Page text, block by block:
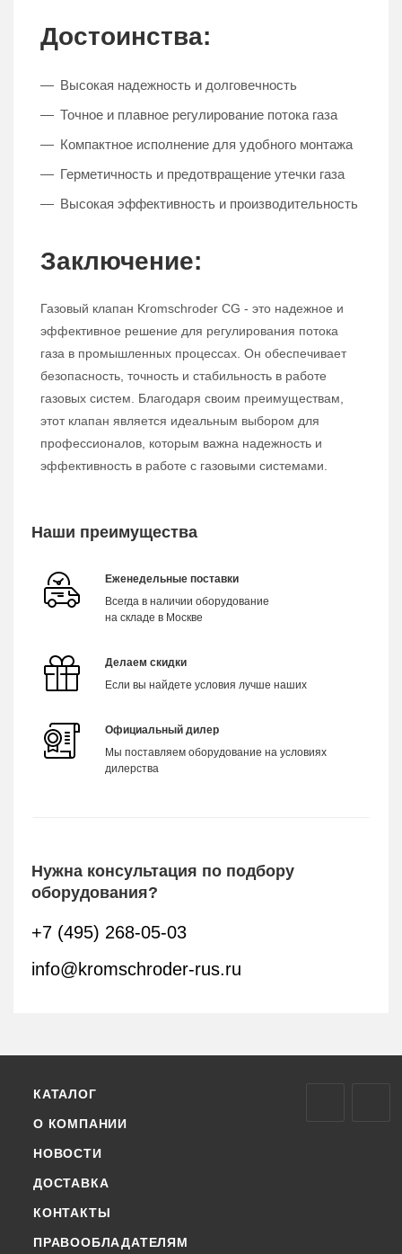
Достоинства:
Высокая надежность и долговечность
Точное и плавное регулирование потока газа
Компактное исполнение для удобного монтажа
Герметичность и предотвращение утечки газа
Высокая эффективность и производительность
Заключение:
Газовый клапан Kromschroder CG - это надежное и
эффективное решение для регулирования потока
газа в промышленных процессах. Он обеспечивает
безопасность, точность и стабильность в работе
газовых систем. Благодаря своим преимуществам,
этот клапан является идеальным выбором для
профессионалов, которым важна надежность и
эффективность в работе с газовыми системами.
Наши преимущества
Еженедельные поставки
Всегда в наличии оборудование
на складе в Москве
Делаем скидки
Если вы найдете условия лучше наших
Официальный дилер
Мы поставляем оборудование на условиях
дилерства
Нужна консультация по подбору
оборудования?
+7 (495) 268-05-03
info@kromschroder-rus.ru
КАТАЛОГ
О КОМПАНИИ
НОВОСТИ
ДОСТАВКА
КОНТАКТЫ
ПРАВООБЛАДАТЕЛЯМ